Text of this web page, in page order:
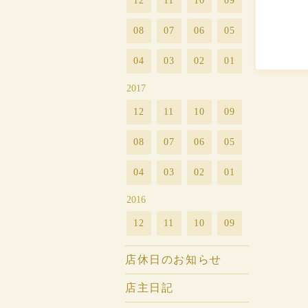
08 07 06 05
04 03 02 01
2017
12 11 10 09
08 07 06 05
04 03 02 01
2016
12 11 10 09
店休日のお知らせ
店主日記